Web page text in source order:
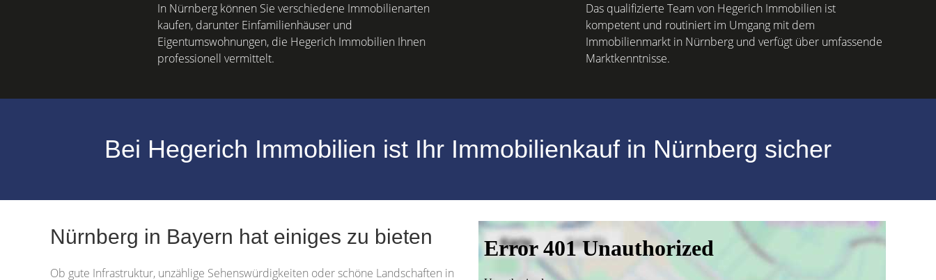
In Nürnberg können Sie verschiedene Immobilienarten
kaufen, darunter Einfamilienhäuser und
Eigentumswohnungen, die Hegerich Immobilien Ihnen
professionell vermittelt.
Das qualifizierte Team von Hegerich Immobilien ist
kompetent und routiniert im Umgang mit dem
Immobilienmarkt in Nürnberg und verfügt über umfassende
Marktkenntnisse.
Bei Hegerich Immobilien ist Ihr Immobilienkauf in Nürnberg sicher
Nürnberg in Bayern hat einiges zu bieten
Ob gute Infrastruktur, unzählige Sehenswürdigkeiten oder schöne Landschaften in